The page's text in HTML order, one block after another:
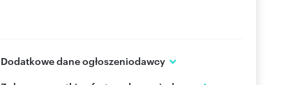
Dodatkowe dane ogłoszeniodawcy